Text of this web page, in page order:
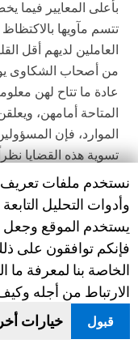
بأعلى المعايير فيما
تتسم مآويها
العاملين لديهم أقل
من أصحاب الشكاوى
عادة ما تتاح لهن
المتاحة أمامهن،
الموارد، فإن
تسوية هذه القضايا
في الدول المضيفة.
والمآوى التي تديرها
عمل سياسات الهجرة
الهجرة – أكثر قرباً
متطلبات الدخول إليها
طوعاً، وتُستخدم في
تقدير حجم الإساءات
cookie preferences
نستخدم ملفات تعريف
وأدوات التحليل
يستخدم الموقع وجعل
فإنكم توافقون على
الخاصة بنا لمعرفة
الارتباط من أجله
قبول خيارات